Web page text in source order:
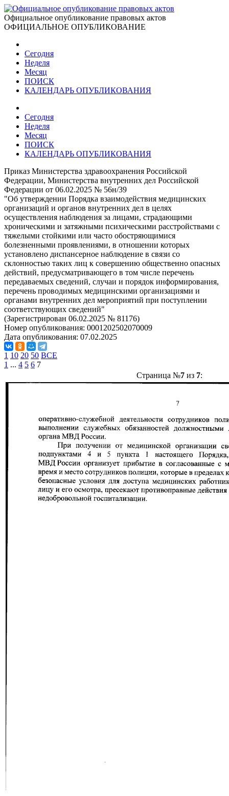
Официальное опубликование правовых актов
ОФИЦИАЛЬНОЕ ОПУБЛИКОВАНИЕ
Сегодня
Неделя
Месяц
ПОИСК
КАЛЕНДАРЬ ОПУБЛИКОВАНИЯ
Сегодня
Неделя
Месяц
ПОИСК
КАЛЕНДАРЬ ОПУБЛИКОВАНИЯ
Приказ Министерства здравоохранения Российской
Федерации, Министерства внутренних дел Российской
Федерации от 06.02.2025 № 56н/39
"Об утверждении Порядка взаимодействия медицинских
организаций и органов внутренних дел в целях
осуществления наблюдения за лицами, страдающими
хроническими и затяжными психическими расстройствами с
тяжелыми стойкими или часто обостряющимися
болезненными проявлениями, в отношении которых
установлено диспансерное наблюдение в связи со
склонностью таких лиц к совершению общественно опасных
действий, предусматривающего в том числе перечень
передаваемых сведений, случаи и порядок информирования,
перечень проводимых медицинскими организациями и
органами внутренних дел мероприятий при поступлении
соответствующих сведений"
(Зарегистрирован 06.02.2025 № 81176)
Номер опубликования: 0001202502070009
Дата опубликования: 07.02.2025
1 10 20 50 ВСЕ
1 ... 4 5 6 7
Страница №7из 7: